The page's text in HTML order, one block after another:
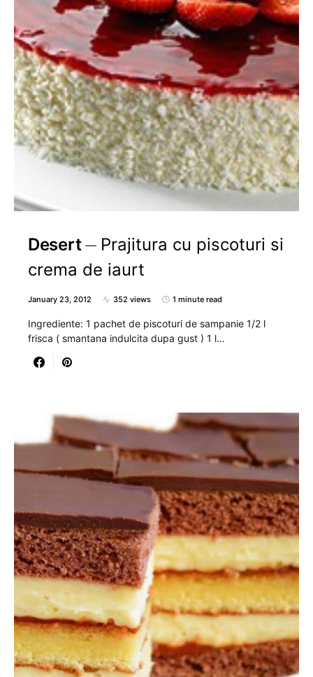
Desert
Prajitura cu piscoturi si
crema de iaurt
January 23, 2012 352 views 1 minute read
Ingrediente: 1 pachet de piscoturi de sampanie 1/2 l
frisca ( smantana indulcita dupa gust ) 1 l…